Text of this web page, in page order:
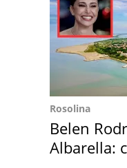
Rosolina
Belen
Albarella: